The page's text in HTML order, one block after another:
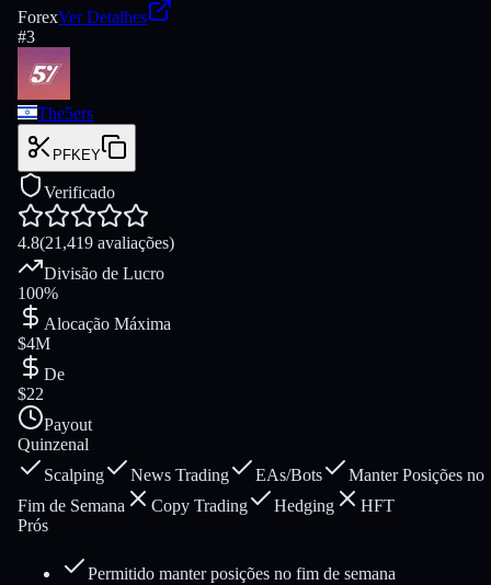
ForexVer Detalhes
#3
The5ers
PFKEY
Verificado
4.8(21,419 avaliações)
Divisão de Lucro
100%
Alocação Máxima
$4M
De
$22
Payout
Quinzenal
Scalping
News Trading EAs/Bots
Manter Posições no
Fim de Semana
Copy Trading Hedging
HFT
Prós
Permitido manter posições no fim de semana